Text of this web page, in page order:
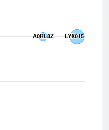
A0RL8Z
A0RL8Z LYX015
LYX015